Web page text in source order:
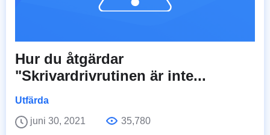
Hur du åtgärdar
"Skrivardrivrutinen är inte...
Utfärda
juni 30, 2021
35,780